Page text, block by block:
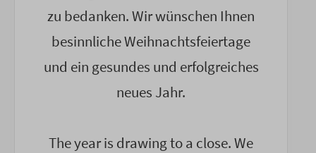
zu bedanken. Wir wünschen Ihnen
besinnliche Weihnachtsfeiertage
und ein gesundes und erfolgreiches
neues Jahr.
The year is drawing to a close. We